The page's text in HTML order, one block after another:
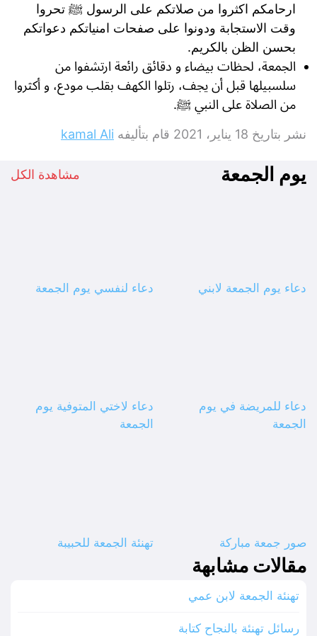
ارحامكم اكثروا من صلاتكم على الرسول ﷺ تحروا
وقت الاستجابة ودونوا على صفحات امنياتكم دعواتكم
بحسن الظن بالكريم.
الجمعة، لحظات بيضاء و دقائق رائعة ارتشفوا من
سلسبيلها قبل أن يجف، رتلوا الكهف بقلب مودع، و أكثروا
من الصلاة على النبي ﷺ.
نشر بتاريخ 18 يناير، 2021 قام بتأليفه kamal Ali
يوم الجمعة مشاهدة الكل
دعاء يوم الجمعة لابني دعاء لنفسي يوم الجمعة
دعاء للمريضة في يوم
الجمعة
دعاء لاختي المتوفية يوم
الجمعة
صور جمعة مباركة تهنئة الجمعة للحبيبة
مقالات مشابهة
تهنئة الجمعة لابن عمي
رسائل تهنئة بالنجاح كتابة